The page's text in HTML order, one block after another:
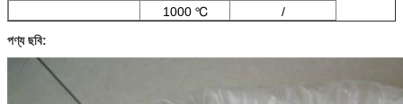
1000 ℃
/
পণ্য ছবি: